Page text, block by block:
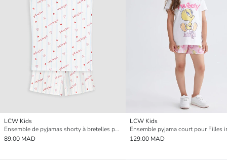
LCW Kids
Ensemble de pyjamas shorty à bretelles pour filles
89.00 MAD
LCW Kids
129.00 MAD